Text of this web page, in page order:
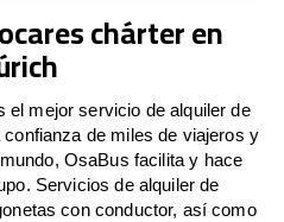
chárter en
el mejor servicio de alquiler de
de miles de viajeros y
OsaBus facilita y hace
Servicios de alquiler de
con conductor, así como